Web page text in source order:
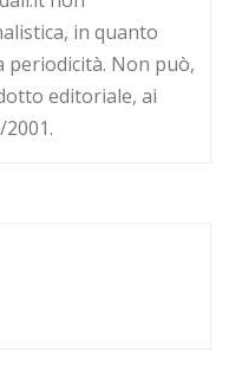
in quanto
periodicità. Non può,
editoriale, ai